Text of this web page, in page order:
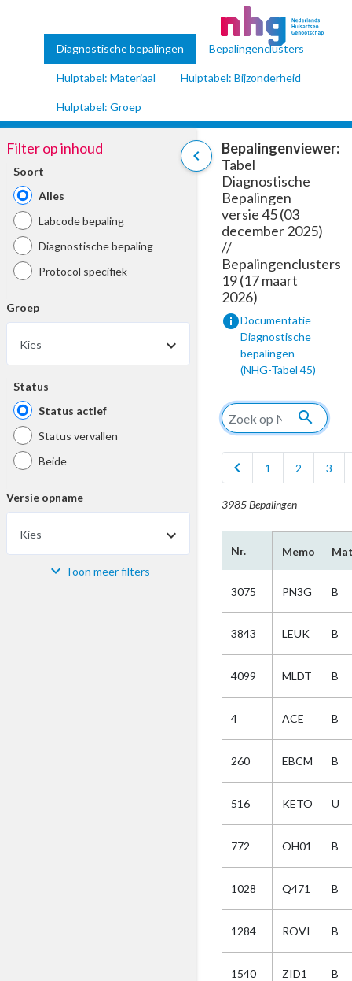
Diagnostische bepalingen Bepalingenclusters
Hulptabel: Materiaal Hulptabel: Bijzonderheid
Hulptabel: Groep
chevron_left
Filter op inhoud
Soort
Alles
Labcode bepaling
Diagnostische bepaling
Protocol specifiek
Groep
Kies
Status
Status actief
Status vervallen
Beide
Versie opname
Kies
Materiaal Toon meer filters
Bepalingenviewer:
Tabel
Diagnostische
Bepalingen
versie 45 (03
december 2025)
//
Bepalingenclusters
19 (17 maart
2026)
infoDocumentatie
Diagnostische
bepalingen
(NHG-Tabel 45)
search
chevron_left 1 2 3
3985 Bepalingen
Nr. Memo
3075 PN3G B
3843 LEUK B
4099 MLDT B
4 ACE B
260 EBCM B
516 KETO U
772 OH01 B
1028 Q471 B
1284 ROVI B
1540 ZID1 B